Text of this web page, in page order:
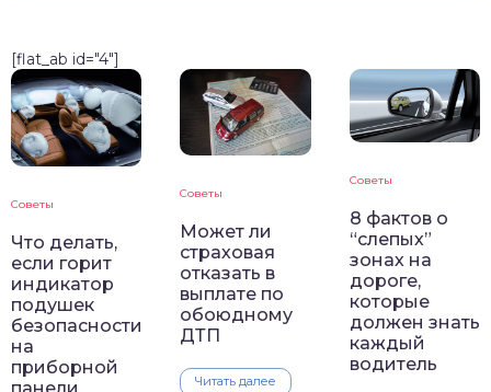
[flat_ab id="4"]
Советы
Что делать,
если горит
индикатор
подушек
безопасности
на
приборной
Советы
Может ли
страховая
отказать в
выплате по
обоюдному
ДТП
Читать далее
Советы
8 фактов о
“слепых”
зонах на
дороге,
которые
должен знать
каждый
водитель